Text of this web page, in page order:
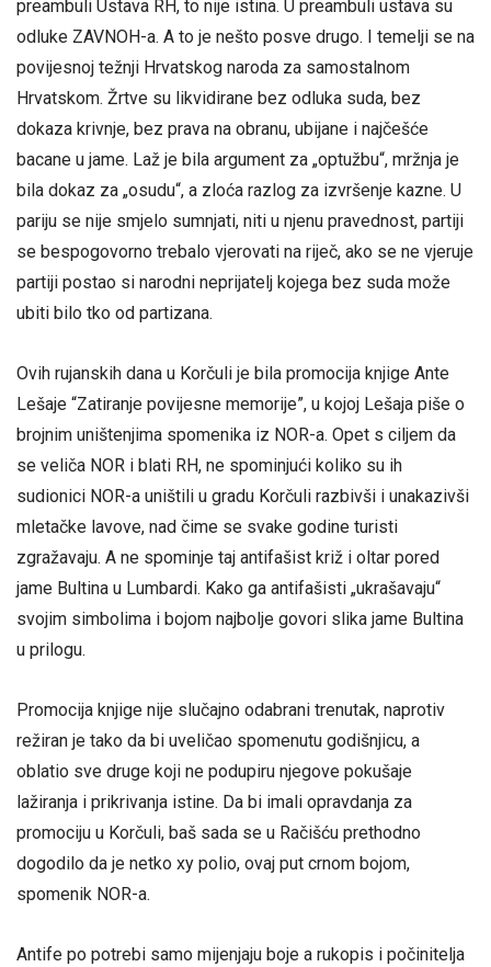
preambuli Ustava RH, to nije istina. U preambuli ustava su
odluke ZAVNOH-a. A to je nešto posve drugo. I temelji se na
povijesnoj težnji Hrvatskog naroda za samostalnom
Hrvatskom. Žrtve su likvidirane bez odluka suda, bez
dokaza krivnje, bez prava na obranu, ubijane i najčešće
bacane u jame. Laž je bila argument za „optužbu“, mržnja je
bila dokaz za „osudu“, a zloća razlog za izvršenje kazne. U
pariju se nije smjelo sumnjati, niti u njenu pravednost, partiji
se bespogovorno trebalo vjerovati na riječ, ako se ne vjeruje
partiji postao si narodni neprijatelj kojega bez suda može
ubiti bilo tko od partizana.
Ovih rujanskih dana u Korčuli je bila promocija knjige Ante
Lešaje “Zatiranje povijesne memorije”, u kojoj Lešaja piše o
brojnim uništenjima spomenika iz NOR-a. Opet s ciljem da
se veliča NOR i blati RH, ne spominjući koliko su ih
sudionici NOR-a uništili u gradu Korčuli razbivši i unakazivši
mletačke lavove, nad čime se svake godine turisti
zgražavaju. A ne spominje taj antifašist križ i oltar pored
jame Bultina u Lumbardi. Kako ga antifašisti „ukrašavaju“
svojim simbolima i bojom najbolje govori slika jame Bultina
u prilogu.
Promocija knjige nije slučajno odabrani trenutak, naprotiv
režiran je tako da bi uveličao spomenutu godišnjicu, a
oblatio sve druge koji ne podupiru njegove pokušaje
lažiranja i prikrivanja istine. Da bi imali opravdanja za
promociju u Korčuli, baš sada se u Račišću prethodno
dogodilo da je netko xy polio, ovaj put crnom bojom,
spomenik NOR-a.
Antife po potrebi samo mijenjaju boje a rukopis i počinitelja